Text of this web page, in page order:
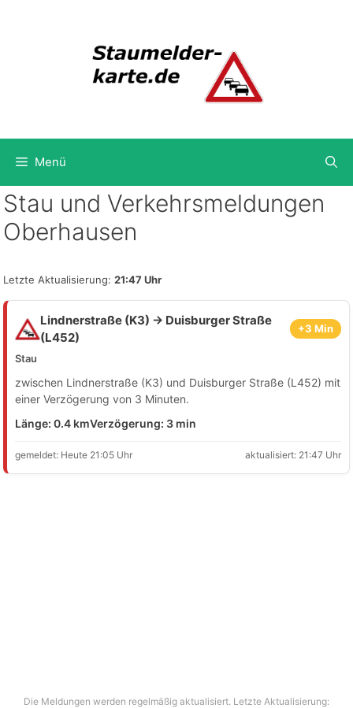
Menü
Stau und Verkehrsmeldungen
Oberhausen
Letzte Aktualisierung: 21:47 Uhr
Lindnerstraße (K3) → Duisburger Straße
(L452)
+3 Min
Stau
zwischen Lindnerstraße (K3) und Duisburger Straße (L452) mit
einer Verzögerung von 3 Minuten.
Länge: 0.4 kmVerzögerung: 3 min
gemeldet: Heute 21:05 Uhr aktualisiert: 21:47 Uhr
Die Meldungen werden regelmäßig aktualisiert. Letzte Aktualisierung: